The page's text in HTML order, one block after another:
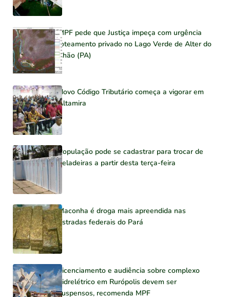
MPF pede que Justiça impeça com urgência
loteamento privado no Lago Verde de Alter do
Chão (PA)
Novo Código Tributário começa a vigorar em
Altamira
População pode se cadastrar para trocar de
geladeiras a partir desta terça-feira
Maconha é droga mais apreendida nas
estradas federais do Pará
Licenciamento e audiência sobre complexo
hidrelétrico em Rurópolis devem ser
suspensos, recomenda MPF